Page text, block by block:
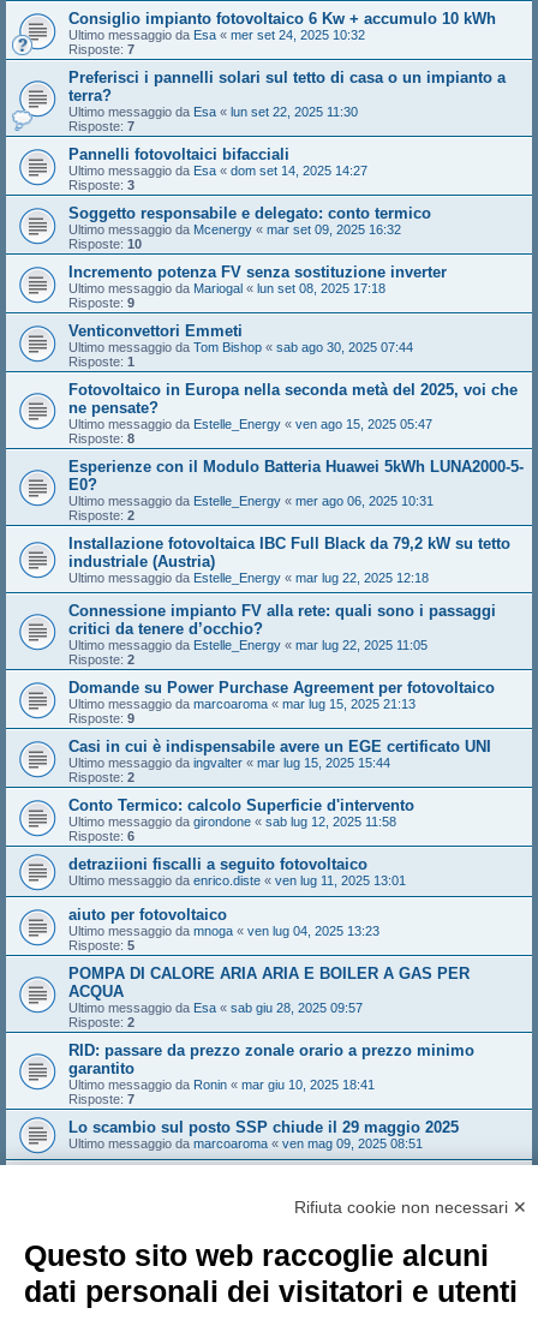
Consiglio impianto fotovoltaico 6 Kw + accumulo 10 kWh
Ultimo messaggio da Esa « mer set 24, 2025 10:32
Risposte: 7
Preferisci i pannelli solari sul tetto di casa o un impianto a
terra?
Ultimo messaggio da Esa « lun set 22, 2025 11:30
Risposte: 7
Pannelli fotovoltaici bifacciali
Ultimo messaggio da Esa « dom set 14, 2025 14:27
Risposte: 3
Soggetto responsabile e delegato: conto termico
Ultimo messaggio da Mcenergy « mar set 09, 2025 16:32
Risposte: 10
Incremento potenza FV senza sostituzione inverter
Ultimo messaggio da Mariogal « lun set 08, 2025 17:18
Risposte: 9
Venticonvettori Emmeti
Ultimo messaggio da Tom Bishop « sab ago 30, 2025 07:44
Risposte: 1
Fotovoltaico in Europa nella seconda metà del 2025, voi che
ne pensate?
Ultimo messaggio da Estelle_Energy « ven ago 15, 2025 05:47
Risposte: 8
Esperienze con il Modulo Batteria Huawei 5kWh LUNA2000-5-
E0?
Ultimo messaggio da Estelle_Energy « mer ago 06, 2025 10:31
Risposte: 2
Installazione fotovoltaica IBC Full Black da 79,2 kW su tetto
industriale (Austria)
Ultimo messaggio da Estelle_Energy « mar lug 22, 2025 12:18
Connessione impianto FV alla rete: quali sono i passaggi
critici da tenere d’occhio?
Ultimo messaggio da Estelle_Energy « mar lug 22, 2025 11:05
Risposte: 2
Domande su Power Purchase Agreement per fotovoltaico
Ultimo messaggio da marcoaroma « mar lug 15, 2025 21:13
Risposte: 9
Casi in cui è indispensabile avere un EGE certificato UNI
Ultimo messaggio da ingvalter « mar lug 15, 2025 15:44
Risposte: 2
Conto Termico: calcolo Superficie d'intervento
Ultimo messaggio da girondone « sab lug 12, 2025 11:58
Risposte: 6
detraziioni fiscalli a seguito fotovoltaico
Ultimo messaggio da enrico.diste « ven lug 11, 2025 13:01
aiuto per fotovoltaico
Ultimo messaggio da mnoga « ven lug 04, 2025 13:23
Risposte: 5
POMPA DI CALORE ARIA ARIA E BOILER A GAS PER
ACQUA
Ultimo messaggio da Esa « sab giu 28, 2025 09:57
Risposte: 2
RID: passare da prezzo zonale orario a prezzo minimo
garantito
Ultimo messaggio da Ronin « mar giu 10, 2025 18:41
Risposte: 7
Lo scambio sul posto SSP chiude il 29 maggio 2025
Ultimo messaggio da marcoaroma « ven mag 09, 2025 08:51
Nuovo argomento
Pagina di
1 2 3 4 5 13 Prossimo
Rifiuta cookie non necessari ✕
Questo sito web raccoglie alcuni
dati personali dei visitatori e utenti